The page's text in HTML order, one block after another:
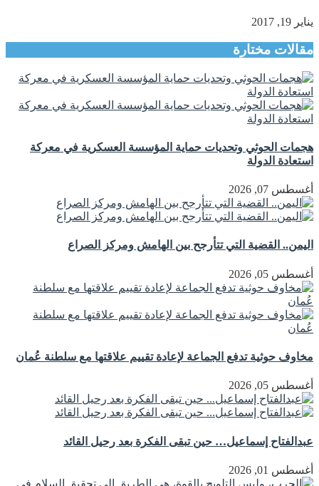
يناير 19, 2017
مقالات مختارة
هجمات الحوثي وتحديات حماية المؤسسة العسكرية في معركة
استعادة الدولة
أغسطس 07, 2026
اليمن.. القضية التي تتأرجح بين الهامش ومركز الصراع
أغسطس 05, 2026
مخاوف حوثية تدفع الجماعة لإعادة تقييم علاقتها مع سلطنة عُمان
أغسطس 05, 2026
عبدالفتاح إسماعيل… حين تبقى الفكرة بعد رحيل القائد
أغسطس 01, 2026